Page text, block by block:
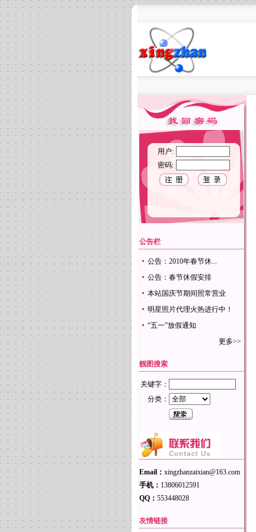
用户:
密码:
公告栏
公告：2010年春节休...
公告：春节休假安排
本站国庆节期间照常营业
明星照片代理火热进行中！
“五一”放假通知
更多>>
靓图搜索
关键字：
分类：
Email： xingzhanzaixian@163.com
手机： 13806012591
QQ： 553448028
友情链接